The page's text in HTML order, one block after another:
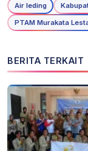
Air leding
PTAM Murakata
BERITA TERKAIT